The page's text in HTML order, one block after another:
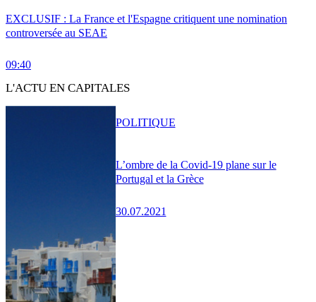
EXCLUSIF : La France et l'Espagne critiquent une nomination
controversée au SEAE
09:40
L'ACTU EN CAPITALES
L’ombre de la Covid-19 plane sur le
Portugal et la Grèce
30.07.2021
POLITIQUE